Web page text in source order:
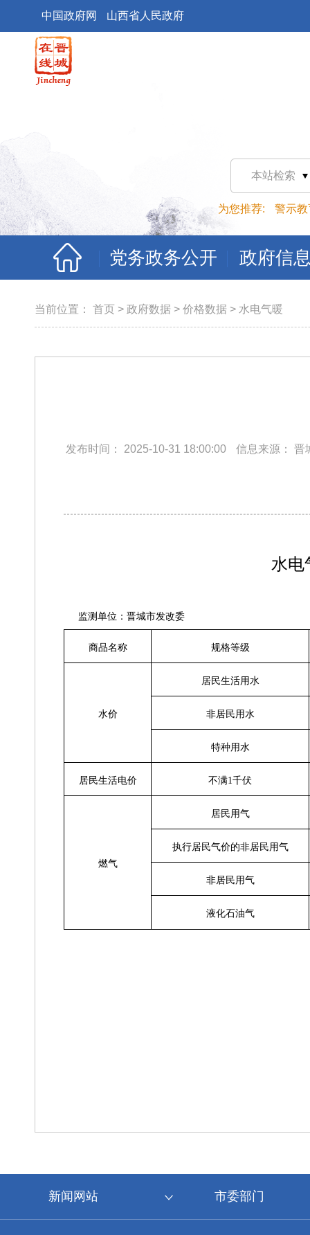
中国政府网 山西省人民政府
本站检索
为您推荐: 警示教
党务政务公开 政府信
当前位置： 首页 > 政府数据 > 价格数据 > 水电气暖
发布时间： 2025-10-31 18:00:00 信息来源： 晋
水电
监测单位：晋城市发改委
商品名称 规格等级
水价
居民生活用水
非居民用水
特种用水
居民生活电价 不满1千伏
燃气
居民用气
执行居民气价的非居民用气
非居民用气
液化石油气
新闻网站 市委部门